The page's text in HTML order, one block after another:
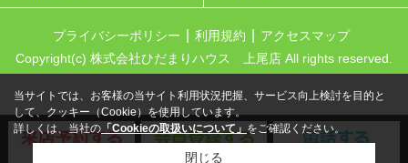
プライバシーポリシー 利用規約
アクセスマップ
Copyright(c) 株式会社ひだまりハウス 上尾店 All rights reserved.
当サイトでは、お客様の当サイト利用状況把握、サービス向上検討を目的と
して、クッキー（Cookie）を使用しています。
詳しくは、当社の 「Cookieの取扱いについて」をご確認ください。
閉じる